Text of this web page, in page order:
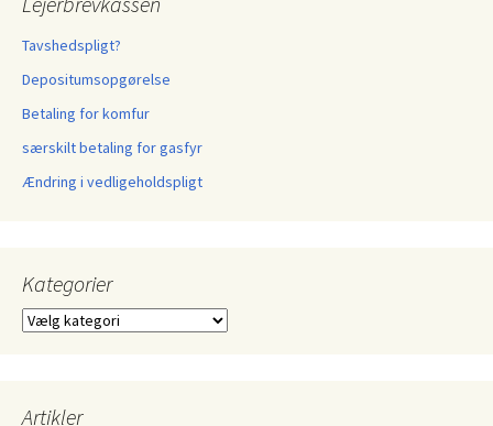
Tavshedspligt?
Depositumsopgørelse
Betaling for komfur
særskilt betaling for gasfyr
Ændring i vedligeholdspligt
Kategorier
Kategorier
Artikler